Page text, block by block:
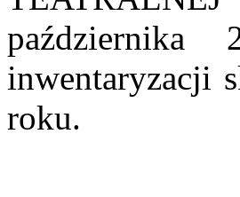
października
inwentaryzacji
roku.